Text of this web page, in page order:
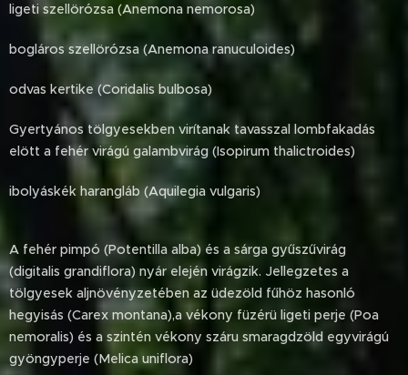
ligeti szellörózsa (Anemona nemorosa)
bogláros szellörózsa (Anemona ranuculoides)
odvas kertike (Coridalis bulbosa)
Gyertyános tölgyesekben virítanak tavasszal lombfakadás
elött a fehér virágú galambvirág (Isopirum thalictroides)
ibolyáskék harangláb (Aquilegia vulgaris)
A fehér pimpó (Potentilla alba) és a sárga gyűszűvirág
(digitalis grandiflora) nyár elején virágzik. Jellegzetes a
tölgyesek aljnövényzetében az üdezöld fűhöz hasonló
hegyisás (Carex montana),a vékony füzérü ligeti perje (Poa
nemoralis) és a szintén vékony száru smaragdzöld egyvirágú
gyöngyperje (Melica uniflora)